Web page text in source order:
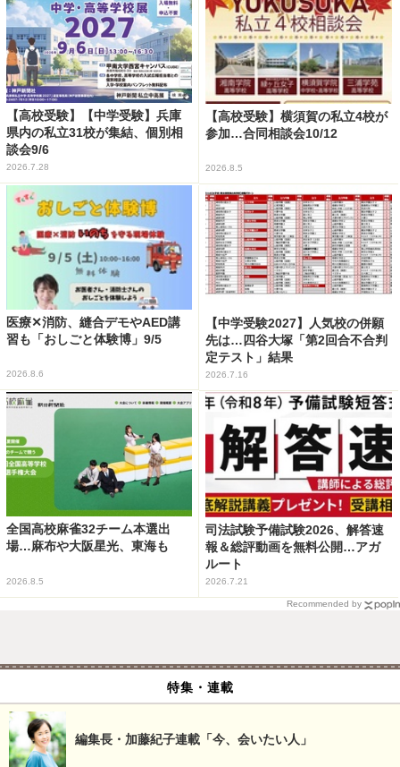
【高校受験】【中学受験】兵庫
県内の私立31校が集結、個別相
談会9/6
2026.7.28
【高校受験】横須賀の私立4校が
参加…合同相談会10/12
2026.8.5
医療✕消防、縫合デモやAED講
習も「おしごと体験博」9/5
2026.8.6
【中学受験2027】人気校の併願
先は…四谷大塚「第2回合不合判
定テスト」結果
2026.7.16
全国高校麻雀32チーム本選出
場…麻布や大阪星光、東海も
2026.8.5
司法試験予備試験2026、解答速
報＆総評動画を無料公開…アガ
ルート
2026.7.21
Recommended by
特集・連載
編集長・加藤紀子連載「今、会いたい人」